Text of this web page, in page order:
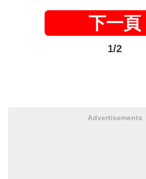
下一頁
1/2
Advertisements